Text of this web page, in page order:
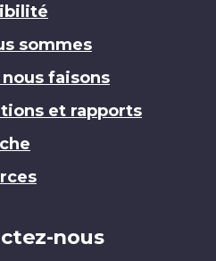
sommes
nous faisons
et rapports
nous